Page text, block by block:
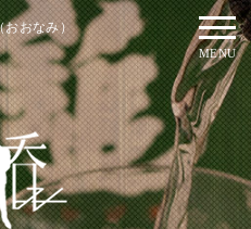
おおなみ）
MENU